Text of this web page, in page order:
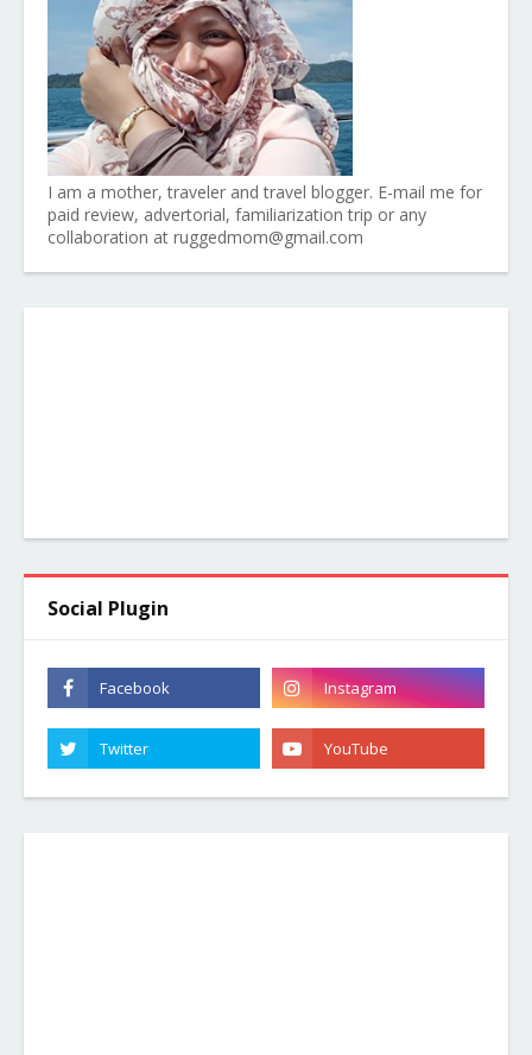
I am a mother, traveler and travel blogger. E-mail me for
paid review, advertorial, familiarization trip or any
collaboration at ruggedmom@gmail.com
Social Plugin